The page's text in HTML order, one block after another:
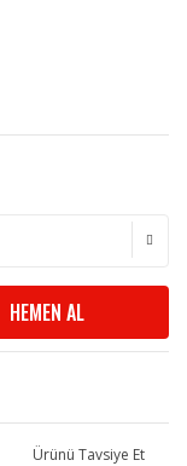
HEMEN AL
Ürünü Tavsiye Et